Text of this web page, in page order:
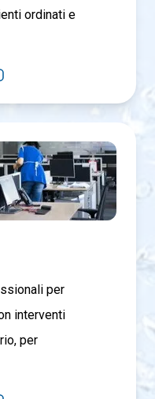
ordinati e
per
interventi
per